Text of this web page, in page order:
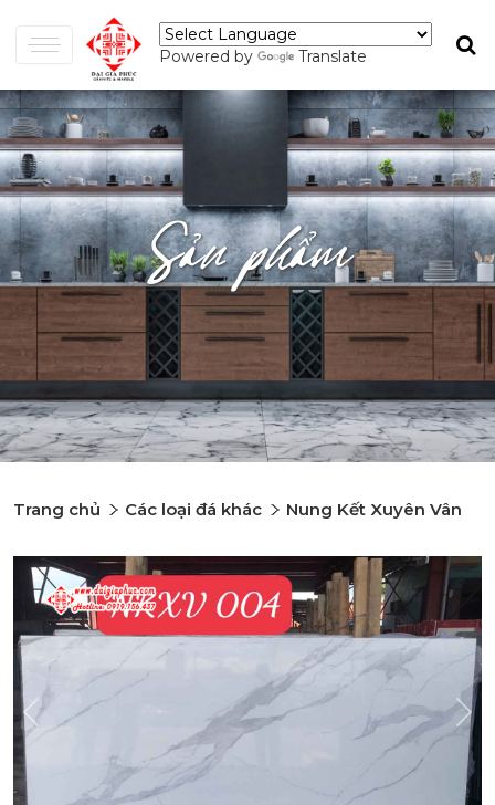
Powered by Translate
Sản phẩm
Trang chủ Các loại đá khác Nung Kết Xuyên Vân
Previous